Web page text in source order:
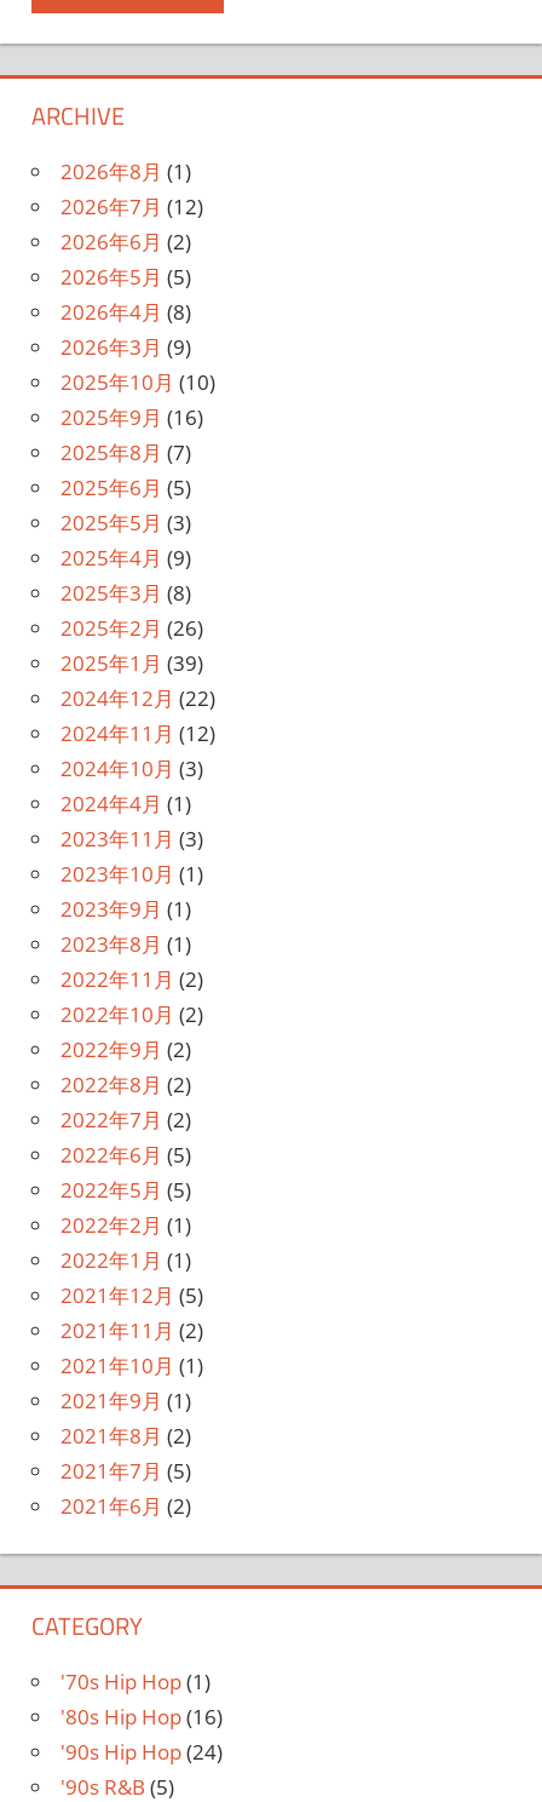
ARCHIVE
2026年8月 (1)
2026年7月 (12)
2026年6月 (2)
2026年5月 (5)
2026年4月 (8)
2026年3月 (9)
2025年10月 (10)
2025年9月 (16)
2025年8月 (7)
2025年6月 (5)
2025年5月 (3)
2025年4月 (9)
2025年3月 (8)
2025年2月 (26)
2025年1月 (39)
2024年12月 (22)
2024年11月 (12)
2024年10月 (3)
2024年4月 (1)
2023年11月 (3)
2023年10月 (1)
2023年9月 (1)
2023年8月 (1)
2022年11月 (2)
2022年10月 (2)
2022年9月 (2)
2022年8月 (2)
2022年7月 (2)
2022年6月 (5)
2022年5月 (5)
2022年2月 (1)
2022年1月 (1)
2021年12月 (5)
2021年11月 (2)
2021年10月 (1)
2021年9月 (1)
2021年8月 (2)
2021年7月 (5)
2021年6月 (2)
CATEGORY
'70s Hip Hop(1)
'80s Hip Hop(16)
'90s Hip Hop(24)
'90s R&B (5)